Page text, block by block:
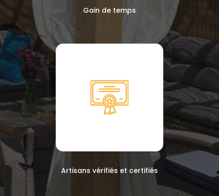
Gain de temps
Artisans vérifiés et certifiés